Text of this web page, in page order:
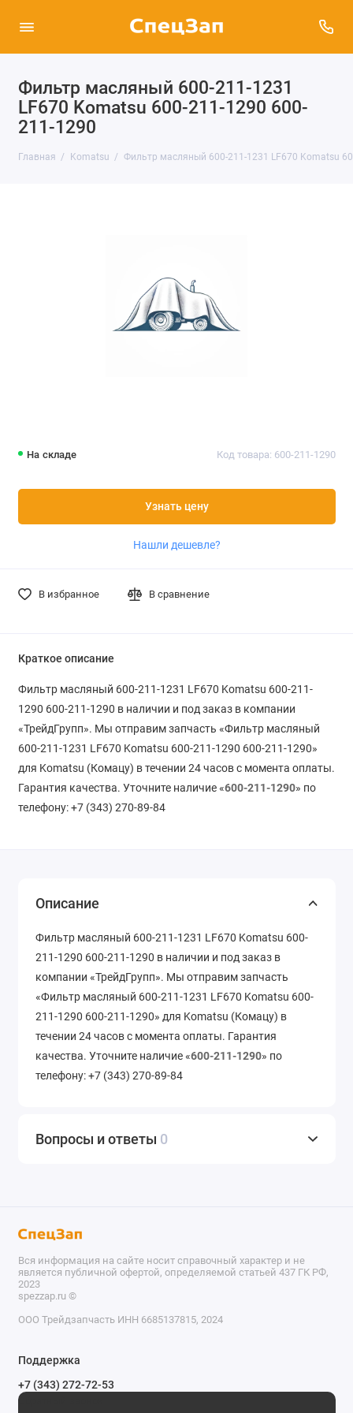
Фильтр масляный 600-211-1231
LF670 Komatsu 600-211-1290 600-
211-1290
Главная Komatsu Фильтр масляный 600-211-1231 LF670 Komatsu
На складе Код товара: 600-211-1290
Узнать цену
Нашли дешевле?
В избранное В сравнение
Краткое описание
Фильтр масляный 600-211-1231 LF670 Komatsu 600-211-
1290 600-211-1290 в наличии и под заказ в компании
«ТрейдГрупп». Мы отправим запчасть «Фильтр масляный
600-211-1231 LF670 Komatsu 600-211-1290 600-211-1290»
для Komatsu (Комацу) в течении 24 часов с момента оплаты.
Гарантия качества. Уточните наличие «600-211-1290» по
телефону: +7 (343) 270-89-84
Описание
Фильтр масляный 600-211-1231 LF670 Komatsu 600-
211-1290 600-211-1290 в наличии и под заказ в
компании «ТрейдГрупп». Мы отправим запчасть
«Фильтр масляный 600-211-1231 LF670 Komatsu 600-
211-1290 600-211-1290» для Komatsu (Комацу) в
течении 24 часов с момента оплаты. Гарантия
качества. Уточните наличие «600-211-1290» по
телефону: +7 (343) 270-89-84
Вопросы и ответы 0
Вся информация на сайте носит справочный характер и не
является публичной офертой, определяемой статьей 437 ГК РФ,
2023
spezzap.ru ©️
ООО Трейдзапчасть ИНН 6685137815, 2024
Поддержка
+7 (343) 272-72-53
Обратный звонок